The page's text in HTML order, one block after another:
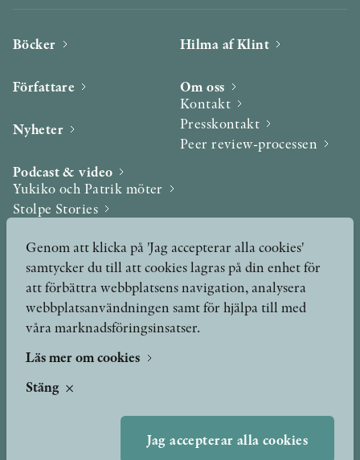
Böcker
Författare
Nyheter
Podcast & video
Yukiko och Patrik möter
Stolpe Stories
Utmärkelser & Format
Utmärkelser
Övriga format
Hilma af Klint
Om oss
Kontakt
Presskontakt
Peer review-processen
Genom att klicka på 'Jag accepterar alla cookies'
samtycker du till att cookies lagras på din enhet för
att förbättra webbplatsens navigation, analysera
webbplatsanvändningen samt för hjälpa till med
våra marknadsföringsinsatser.
Läs mer om cookies
Stäng
Jag accepterar alla cookies